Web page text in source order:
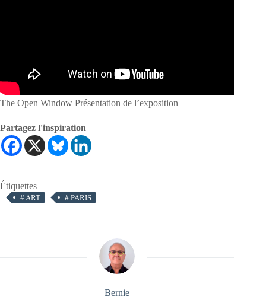
The Open Window Présentation de l’exposition
Partagez l'inspiration
Étiquettes
# ART # PARIS
Bernie